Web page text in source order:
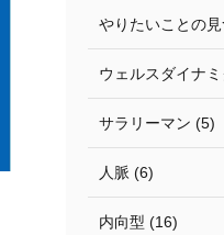
やりたいことの
ウェルスダイナ
サラリーマン (5)
人脈 (6)
内向型 (16)